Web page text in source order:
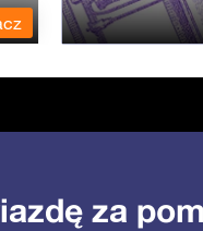
za